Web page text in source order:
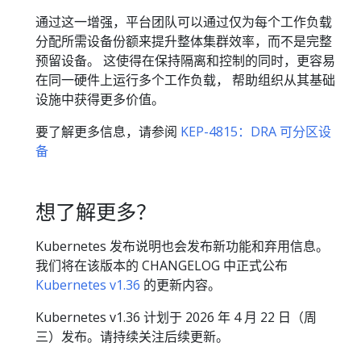
通过这一增强，平台团队可以通过仅为每个工作负载
分配所需设备份额来提升整体集群效率，而不是完整
预留设备。 这使得在保持隔离和控制的同时，更容易
在同一硬件上运行多个工作负载， 帮助组织从其基础
设施中获得更多价值。
要了解更多信息，请参阅 KEP-4815：DRA 可分区设
备
想了解更多？
Kubernetes 发布说明也会发布新功能和弃用信息。
我们将在该版本的 CHANGELOG 中正式公布
Kubernetes v1.36 的更新内容。
Kubernetes v1.36 计划于 2026 年 4 月 22 日（周
三）发布。请持续关注后续更新。